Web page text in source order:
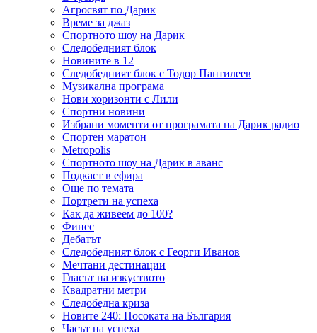
Агросвят по Дарик
Време за джаз
Спортното шоу на Дарик
Следобедният блок
Новините в 12
Следобедният блок с Тодор Пантилеев
Музикална програма
Нови хоризонти с Лили
Спортни новини
Избрани моменти от програмата на Дарик радио
Спортен маратон
Metropolis
Спортното шоу на Дарик в аванс
Подкаст в ефира
Още по темата
Портрети на успеха
Как да живеем до 100?
Финес
Дебатът
Следобедният блок с Георги Иванов
Мечтани дестинации
Гласът на изкуството
Квадратни метри
Следобедна криза
Новите 240: Посоката на България
Часът на успеха